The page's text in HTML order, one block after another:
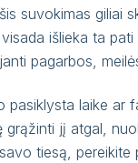
suvokimas giliai
išlieka ta pati
pagarbos,
pasiklysta laike ar
grąžinti jį atgal,
tiesą, pereikite